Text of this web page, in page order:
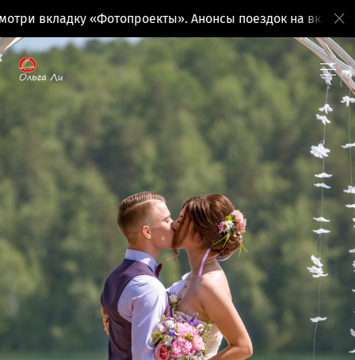
Анонсы поездок на вкладке «Фототуры»